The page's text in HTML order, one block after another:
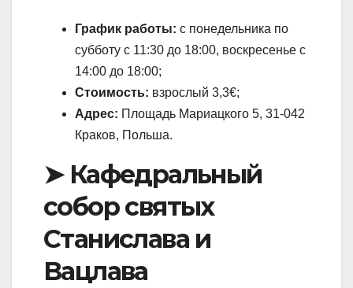
График работы: с понедельника по
субботу с 11:30 до 18:00, воскресенье с
14:00 до 18:00;
Стоимость: взрослый 3,3€;
Адрес: Площадь Мариацкого 5, 31-042
Краков, Польша.
➤ Кафедральный
собор святых
Станислава и
Вацлава